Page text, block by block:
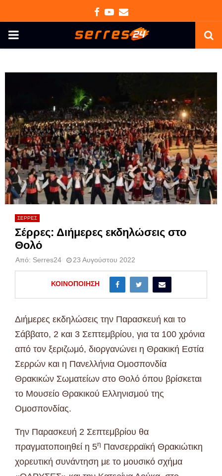
Facebook
Youtube
Email
PRIMARY
ΣΕΡΡΕΣ
Σέρρες: Διήμερες εκδηλώσεις στο
Θολό
Από: Serres24 23 Αυγούστου 2022
ΚΟΙΝΟΠΟΊΗΣΗ
Διήμερες εκδηλώσεις την Παρασκευή και το
Σάββατο, 2 και 3 Σεπτεμβρίου, για τα 100 χρόνια
από τον ξεριζωμό, διοργανώνει η Θρακική Εστία
Σερρών και η Πανελλήνια Ομοσπονδία
Θρακικών Σωματείων στο Θολό όπου βρίσκεται
το Μουσείο Θρακικού Ελληνισμού της
Ομοσπονδίας.
Την Παρασκευή 2 Σεπτεμβρίου θα
πραγματοποιηθεί η 5η Πανσερραϊκή Θρακιώτικη
χορευτική συνάντηση με το μουσικό σχήμα